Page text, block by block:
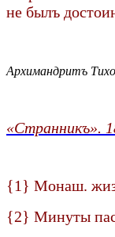
не былъ
Архимандритъ
«Странникъ».
{1} Монаш.
{2} Минуты